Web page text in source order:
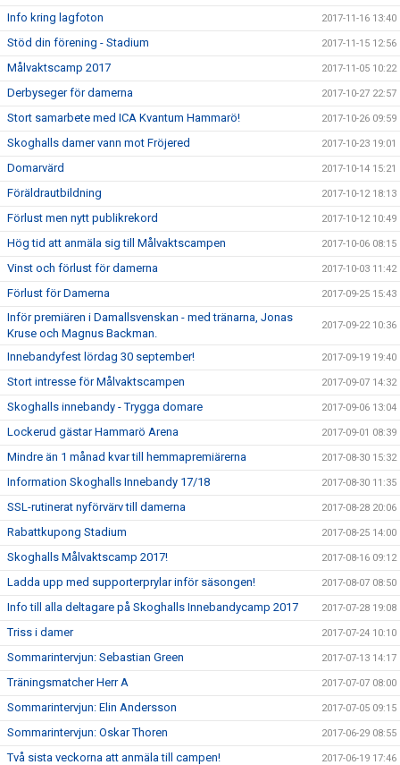
Info kring lagfoton 2017-11-16 13:40
Stöd din förening - Stadium 2017-11-15 12:56
Målvaktscamp 2017 2017-11-05 10:22
Derbyseger för damerna 2017-10-27 22:57
Stort samarbete med ICA Kvantum Hammarö! 2017-10-26 09:59
Skoghalls damer vann mot Fröjered 2017-10-23 19:01
Domarvärd 2017-10-14 15:21
Föräldrautbildning 2017-10-12 18:13
Förlust men nytt publikrekord 2017-10-12 10:49
Hög tid att anmäla sig till Målvaktscampen 2017-10-06 08:15
Vinst och förlust för damerna 2017-10-03 11:42
Förlust för Damerna 2017-09-25 15:43
Inför premiären i Damallsvenskan - med tränarna, Jonas
Kruse och Magnus Backman.
2017-09-22 10:36
Innebandyfest lördag 30 september! 2017-09-19 19:40
Stort intresse för Målvaktscampen 2017-09-07 14:32
Skoghalls innebandy - Trygga domare 2017-09-06 13:04
Lockerud gästar Hammarö Arena 2017-09-01 08:39
Mindre än 1 månad kvar till hemmapremiärerna 2017-08-30 15:32
Information Skoghalls Innebandy 17/18 2017-08-30 11:35
SSL-rutinerat nyförvärv till damerna 2017-08-28 20:06
Rabattkupong Stadium 2017-08-25 14:00
Skoghalls Målvaktscamp 2017! 2017-08-16 09:12
Ladda upp med supporterprylar inför säsongen! 2017-08-07 08:50
Info till alla deltagare på Skoghalls Innebandycamp 2017 2017-07-28 19:08
Triss i damer 2017-07-24 10:10
Sommarintervjun: Sebastian Green 2017-07-13 14:17
Träningsmatcher Herr A 2017-07-07 08:00
Sommarintervjun: Elin Andersson 2017-07-05 09:15
Sommarintervjun: Oskar Thoren 2017-06-29 08:55
Två sista veckorna att anmäla till campen! 2017-06-19 17:46